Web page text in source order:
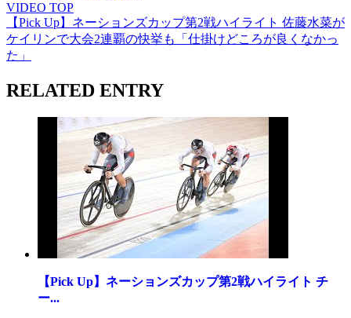
VIDEO TOP
【Pick Up】ネーションズカップ第2戦ハイライト 佐藤水菜が
ケイリンで大会2連覇の快挙も「仕掛けどころが良くなかっ
た」
RELATED ENTRY
【Pick Up】ネーションズカップ第2戦ハイライト チ
ー...